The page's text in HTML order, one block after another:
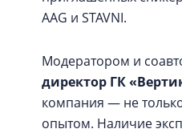
AAG и STAVNI.
Модератором и
директор ГК
компания — не
опытом. Наличие